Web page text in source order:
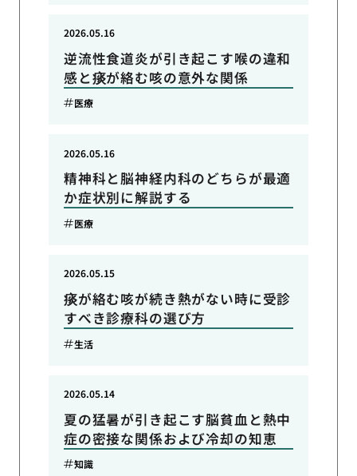
逆流性食道炎が引き起こす喉の違和
感と痰が絡む咳の意外な関係
2026.05.16
医療
精神科と脳神経内科のどちらが最適
か症状別に解説する
2026.05.16
医療
痰が絡む咳が続き熱がない時に受診
すべき診療科の選び方
2026.05.15
生活
夏の猛暑が引き起こす脳貧血と熱中
症の密接な関係および冷却の知恵
2026.05.14
知識